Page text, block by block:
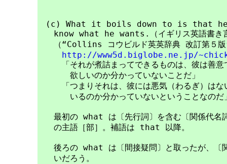
(c) What it boils down to is that
know what he wants.（イギリス英語書き
（“Collins コウビルド英英辞典 改訂第５版”
http://www5d.biglobe.ne.jp/
「それが煮詰まってできるものは、彼は善意
欲しいのか分かっていないことだ」
「つまりそれは、彼には悪気（わるぎ）はな
いるのか分かっていないということなのだ
最初の what は〔先行詞〕を含む〔関係代
の主語［部］。補語は that 以降。
後ろの what は〔間接疑問〕と取ったが、〔関
いだろう。